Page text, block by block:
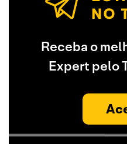
Receba o
Expert pelo